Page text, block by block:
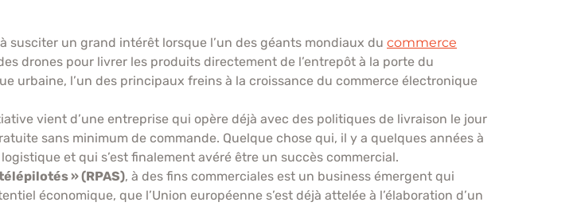
susciter un grand intérêt lorsque l’un des géants mondiaux du commerce
drones pour livrer les produits directement de l’entrepôt à la porte du
urbaine, l’un des principaux freins à la croissance du commerce électronique
vient d’une entreprise qui opère déjà avec des politiques de livraison le jour
sans minimum de commande. Quelque chose qui, il y a quelques années à
et qui s’est finalement avéré être un succès commercial.
» (RPAS), à des fins commerciales est un business émergent qui
économique, que l’Union européenne s’est déjà attelée à l’élaboration d’un